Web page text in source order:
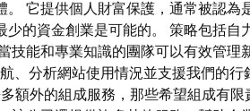
它提供個人財富保護，通常被認為
的資金創業是可能的。 策略包括
能和專業知識的團隊可以有效管理
分析網站使用情況並支援我們的
外的組成服務，那些希望組成有限